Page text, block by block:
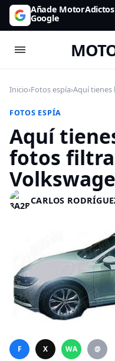
Añade
Google
Inicio›Fotos espía›Aquí tienes
FOTOS ESPÍA
Aquí
fotos
CARLOS
F X WA @